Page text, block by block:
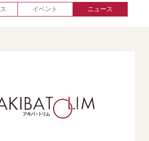
イベント ニュース